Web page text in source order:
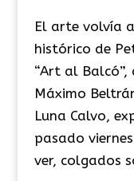
El arte volvía
histórico de
“Art al
Máximo
Luna Calvo,
pasado
ver, colgados